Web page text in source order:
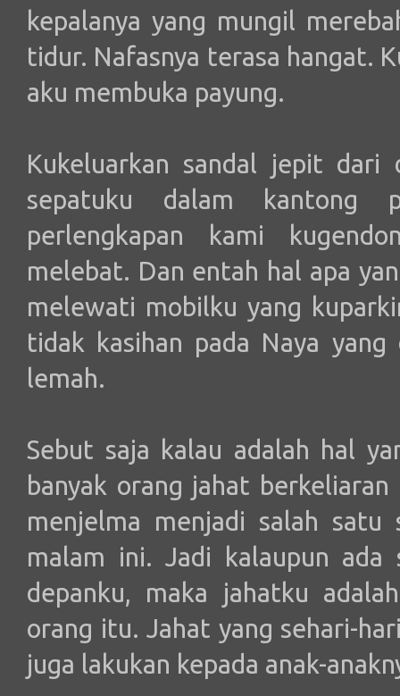
kepalanya yang mungil
tidur. Nafasnya terasa hangat.
aku membuka payung.
Kukeluarkan sandal jepit dari
sepatuku dalam kantong
perlengkapan kami
melebat. Dan entah hal apa
melewati mobilku yang
tidak kasihan pada Naya
lemah.
Sebut saja kalau adalah hal
banyak orang jahat
menjelma menjadi salah
malam ini. Jadi kalaupun ada
depanku, maka jahatku
orang itu. Jahat yang sehari-
juga lakukan kepada anak-